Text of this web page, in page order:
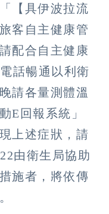
【具伊波拉流
客自主健康管
配合自主健康
話暢通以利衛
請各量測體溫
E回報系統」
上述症狀，請
由衛生局協助
施者，將依傳